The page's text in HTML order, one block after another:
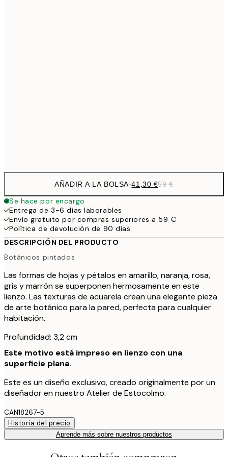
AÑADIR A LA BOLSA-41,30 €59 €
Se hace por encargo
Entrega de 3-6 días laborables
Envío gratuito por compras superiores a 59 €
Política de devolución de 90 días
DESCRIPCIÓN DEL PRODUCTO
Botánicos pintados
Las formas de hojas y pétalos en amarillo, naranja, rosa,
gris y marrón se superponen hermosamente en este
lienzo. Las texturas de acuarela crean una elegante pieza
de arte botánico para la pared, perfecta para cualquier
habitación.
Profundidad: 3,2 cm
Este motivo está impreso en lienzo con una
superficie plana.
Este es un diseño exclusivo, creado originalmente por un
diseñador en nuestro Atelier de Estocolmo.
CAN18267-5
Historia del precio
Aprende más sobre nuestros productos